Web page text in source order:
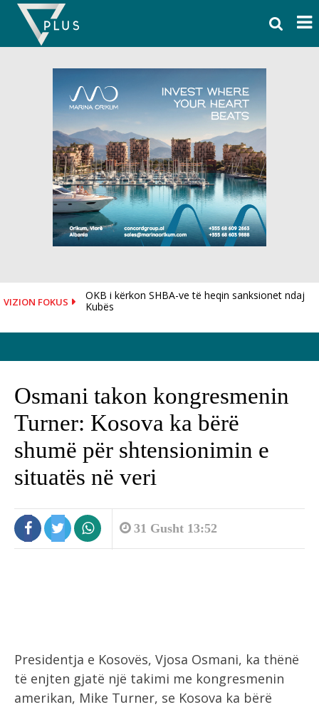
Skip
content
VIZION FOKUS
OKB i kërkon SHBA-ve të heqin sanksionet ndaj
Kubës
Osmani takon kongresmenin
Turner: Kosova ka bërë
shumë për shtensionimin e
situatës në veri
31 Gusht 13:52
Presidentja e Kosovës, Vjosa Osmani, ka thënë
të enjten gjatë një takimi me kongresmenin
amerikan, Mike Turner, se Kosova ka bërë